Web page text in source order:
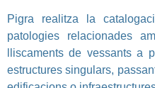
Pigra realitza la
patologies relacionades
lliscaments de vessants a
estructures singulars,